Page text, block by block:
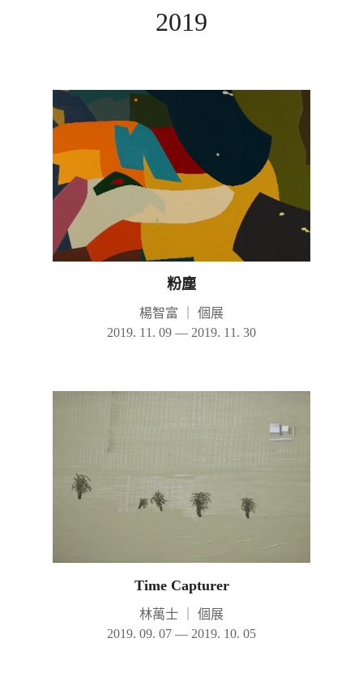
2019
粉塵
楊智富
個展
2019. 11. 09 — 2019. 11. 30
Time Capturer
林萬士
個展
2019. 09. 07 — 2019. 10. 05